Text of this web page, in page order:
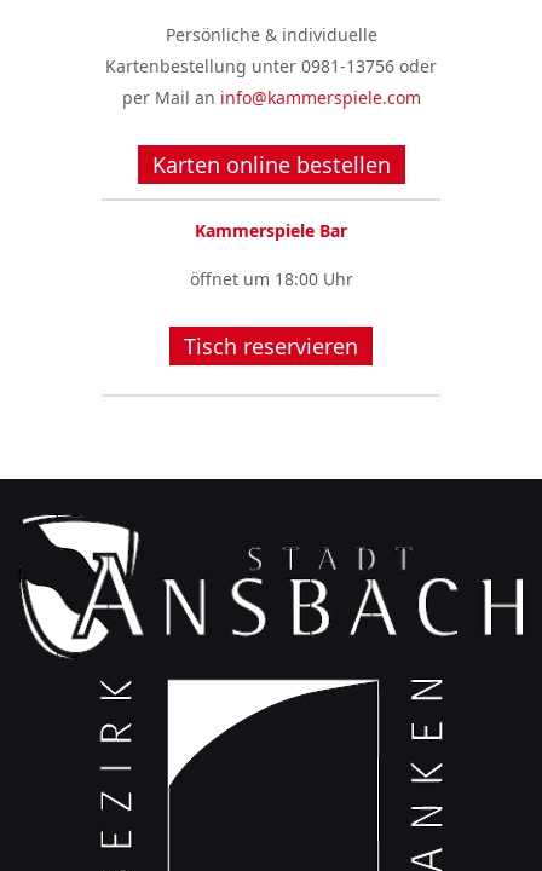
Persönliche & individuelle
Kartenbestellung unter 0981-13756 oder
per Mail an info@kammerspiele.com
Karten online bestellen
Kammerspiele Bar
öffnet um 18:00 Uhr
Tisch reservieren